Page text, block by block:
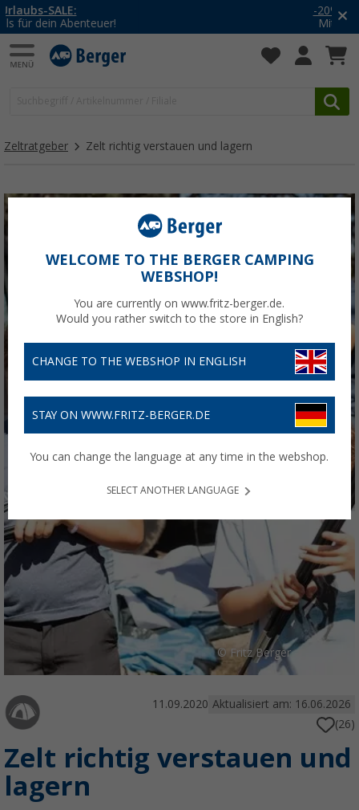
Mit dem Aktionscode
Zeltratgeber Zelt richtig verstauen und lagern
© Fritz Berger
11.09.2020 Aktualisiert am: 16.06.2026
(26)
Zelt richtig verstauen und
lagern
WELCOME TO THE BERGER CAMPING
WEBSHOP!
You are currently on www.fritz-berger.de.
Would you rather switch to the store in English?
CHANGE TO THE WEBSHOP IN ENGLISH
STAY ON WWW.FRITZ-BERGER.DE
You can change the language at any time in the webshop.
SELECT ANOTHER LANGUAGE